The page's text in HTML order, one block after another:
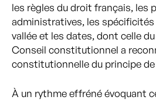
les règles du droit français, les
administratives, les
vallée et les dates, dont celle
Conseil constitutionnel a
constitutionnelle du principe
À un rythme effréné évoquant